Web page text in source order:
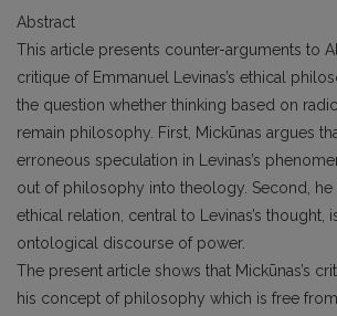
Abstract
This article presents counter-arguments to
critique of Emmanuel Levinas’s ethical
the question whether thinking based on
remain philosophy. First, Mickūnas argues
erroneous speculation in Levinas’s
out of philosophy into theology. Second, he
ethical relation, central to Levinas’s thought,
ontological discourse of power.
The present article shows that Mickūnas’s
his concept of philosophy which is free